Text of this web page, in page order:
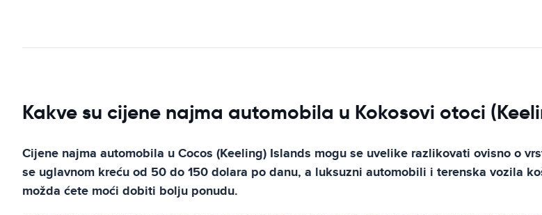
Kakve su cijene najma automobila u Kokosovi otoci
Cijene najma automobila u Cocos (Keeling) Islands mogu se uvelike razlikovati ovisno o
se uglavnom kreću od 50 do 150 dolara po danu, a luksuzni automobili i terenska vozila
možda ćete moći dobiti bolju ponudu.